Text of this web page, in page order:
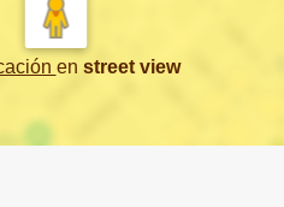
en street view